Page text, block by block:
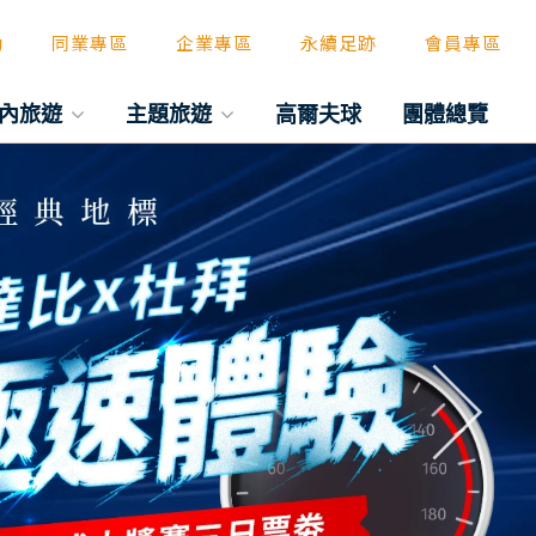
同業專區 企業專區 永續足跡 會員專區
旅遊 主題旅遊 高爾夫球 團體總覽
往後